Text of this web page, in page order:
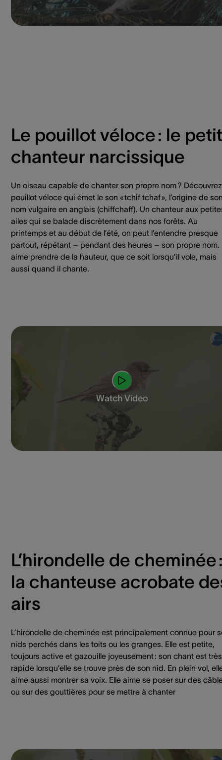
Le pouillot véloce : le petit
chanteur narcissique
Un oiseau capable de chanter son propre nom ?
pouillot véloce qui émet le son « tchif tchaf », l’origine de
nom vulgaire en anglais (chiffchaff). Un chanteur aux
ailes qui se balade discrètement dans nos forêts. Au
printemps et au début de l’été, on peut l’entendre presque
partout, répétant – pendant des heures – son propre nom.
aime prendre de la hauteur, que ce soit lorsqu’il vole, mais
aussi quand il chante.
Watch Video
L’hirondelle de cheminée
la chanteuse acrobate
airs
L’hirondelle de cheminée est principalement connue pour
nids perchés dans les toits ou les granges. Elle est petite,
toujours active et gazouille joyeusement : son chant est très
rapide lorsqu’elle se trouve près de son nid. En plein vol,
aime aussi montrer sa voix. Elle aime se poser sur des
ou sur des gouttières pour se mettre à chanter